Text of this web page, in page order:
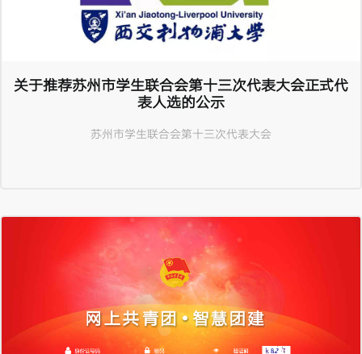
关于推荐苏州市学生联合会第十三次代表大会正式代
表人选的公示
苏州市学生联合会第十三次代表大会